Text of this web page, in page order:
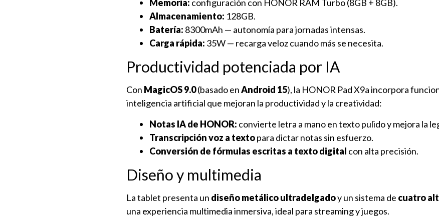
Memoria: configuración con HONOR RAM Turbo (8GB + 8GB).
Almacenamiento: 128GB.
Batería: 8300mAh — autonomía para jornadas intensas.
Carga rápida: 35W — recarga veloz cuando más se necesita.
Productividad potenciada por IA
Con MagicOS 9.0(basado enAndroid 15), la HONOR Pad X9a incorpora
inteligencia artificial que mejoran la productividad y la creatividad:
Notas IA de HONOR: convierte letra a mano en texto pulido y mejora la
Transcripción voz a textopara dictar notas sin esfuerzo.
Conversión de fórmulas escritas a texto digital con alta precisión.
Diseño y multimedia
La tablet presenta un diseño metálico ultradelgadoy un sistema de cuatro
una experiencia multimedia inmersiva, ideal para streaming y juegos.